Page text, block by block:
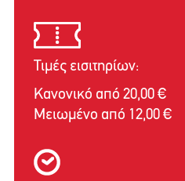
Τιμές εισιτηρίων:
Κανονικό από 20,00 €
Μειωμένο από 12,00 €